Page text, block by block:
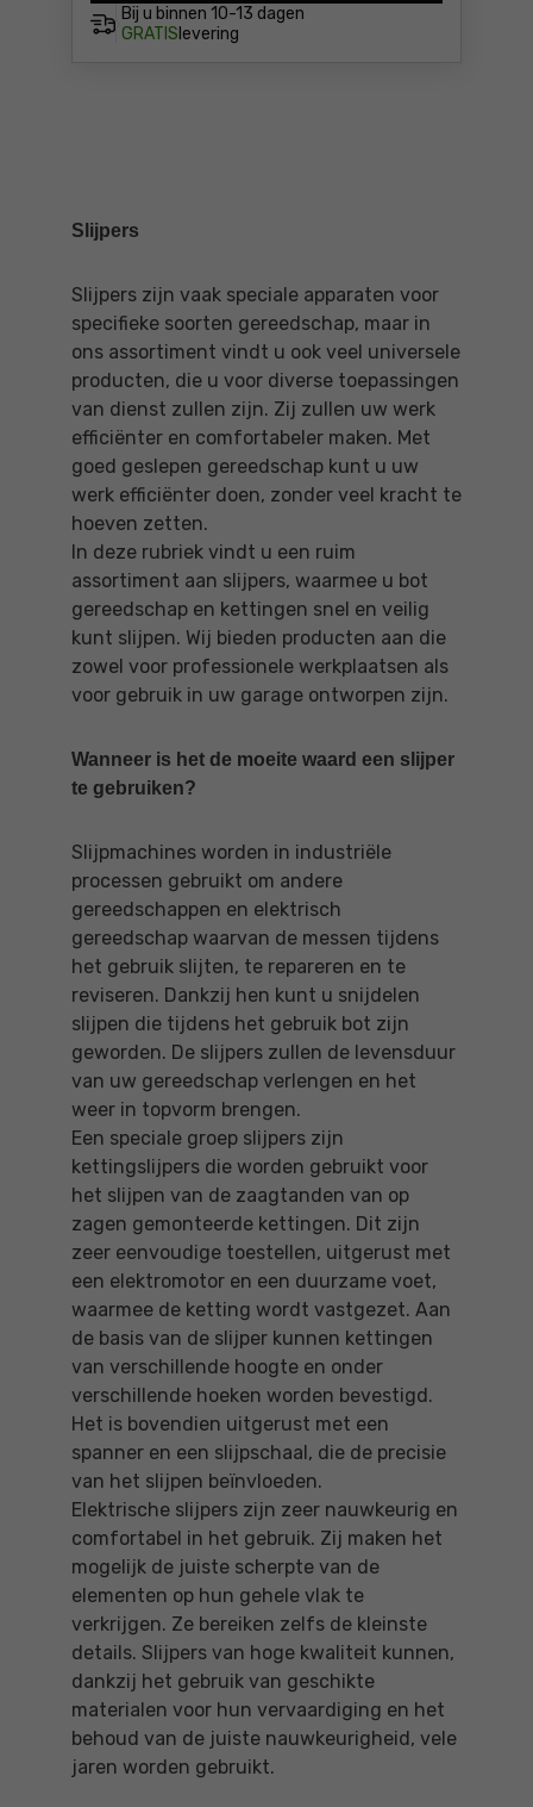
Bij u binnen 10-13 dagen
GRATIS levering
Slijpers
Slijpers zijn vaak speciale apparaten voor
specifieke soorten gereedschap, maar in
ons assortiment vindt u ook veel universele
producten, die u voor diverse toepassingen
van dienst zullen zijn. Zij zullen uw werk
efficiënter en comfortabeler maken. Met
goed geslepen gereedschap kunt u uw
werk efficiënter doen, zonder veel kracht te
hoeven zetten.
In deze rubriek vindt u een ruim
assortiment aan slijpers, waarmee u bot
gereedschap en kettingen snel en veilig
kunt slijpen. Wij bieden producten aan die
zowel voor professionele werkplaatsen als
voor gebruik in uw garage ontworpen zijn.
Wanneer is het de moeite waard een slijper
te gebruiken?
Slijpmachines worden in industriële
processen gebruikt om andere
gereedschappen en elektrisch
gereedschap waarvan de messen tijdens
het gebruik slijten, te repareren en te
reviseren. Dankzij hen kunt u snijdelen
slijpen die tijdens het gebruik bot zijn
geworden. De slijpers zullen de levensduur
van uw gereedschap verlengen en het
weer in topvorm brengen.
Een speciale groep slijpers zijn
kettingslijpers die worden gebruikt voor
het slijpen van de zaagtanden van op
zagen gemonteerde kettingen. Dit zijn
zeer eenvoudige toestellen, uitgerust met
een elektromotor en een duurzame voet,
waarmee de ketting wordt vastgezet. Aan
de basis van de slijper kunnen kettingen
van verschillende hoogte en onder
verschillende hoeken worden bevestigd.
Het is bovendien uitgerust met een
spanner en een slijpschaal, die de precisie
van het slijpen beïnvloeden.
Elektrische slijpers zijn zeer nauwkeurig en
comfortabel in het gebruik. Zij maken het
mogelijk de juiste scherpte van de
elementen op hun gehele vlak te
verkrijgen. Ze bereiken zelfs de kleinste
details. Slijpers van hoge kwaliteit kunnen,
dankzij het gebruik van geschikte
materialen voor hun vervaardiging en het
behoud van de juiste nauwkeurigheid, vele
jaren worden gebruikt.